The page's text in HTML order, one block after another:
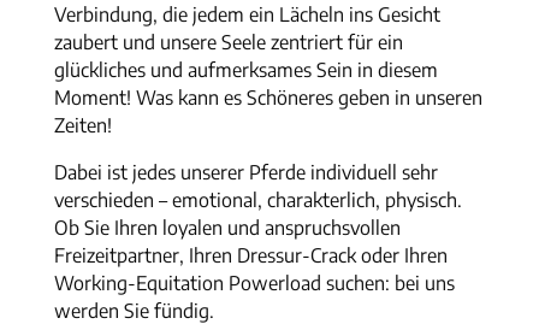
Verbindung, die jedem ein Lächeln ins Gesicht
zaubert und unsere Seele zentriert für ein
glückliches und aufmerksames Sein in diesem
Moment! Was kann es Schöneres geben in unseren
Zeiten!
Dabei ist jedes unserer Pferde individuell sehr
verschieden – emotional, charakterlich, physisch.
Ob Sie Ihren loyalen und anspruchsvollen
Freizeitpartner, Ihren Dressur-Crack oder Ihren
Working-Equitation Powerload suchen: bei uns
werden Sie fündig.